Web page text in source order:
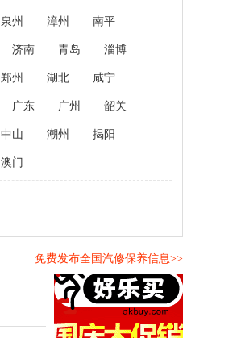
泉州 漳州 南平
济南 青岛 淄博
郑州 湖北 咸宁
广东 广州 韶关
中山 潮州 揭阳
澳门
免费发布全国汽修保养信息>>